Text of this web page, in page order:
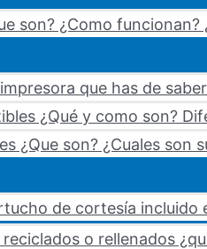
son? ¿Como
que has de
¿Qué y como son?
¿Que son? ¿Cuales son
de cortesía incluido
o rellenados